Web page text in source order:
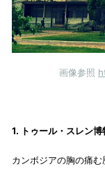
画像参照
1. トゥール・スレン博
カンボジアの胸の痛む